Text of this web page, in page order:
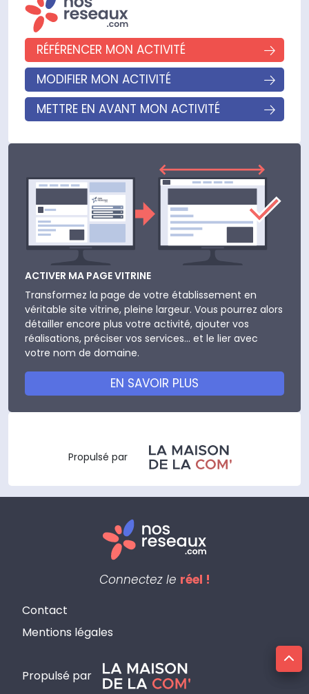
RÉFÉRENCER MON ACTIVITÉ
MODIFIER MON ACTIVITÉ
METTRE EN AVANT MON ACTIVITÉ
ACTIVER MA PAGE VITRINE
Transformez la page de votre établissement en
véritable site vitrine, pleine largeur. Vous pourrez alors
détailler encore plus votre activité, ajouter vos
réalisations, préciser vos services... et le lier avec
votre nom de domaine.
EN SAVOIR PLUS
Propulsé par
Connectez le réel !
Contact
Mentions légales
Propulsé par